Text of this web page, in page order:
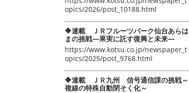
opics/2026/post_10188.html
🔶連載 ＪＲフルーツパーク仙台あらは
まの挑戦―果実に託す復興と未来―
https://www.kotsu.co.jp/newspaper_t
opics/2025/post_9768.html
🔶連載 ＪＲ九州 信号通信課の挑戦～
複線の特殊自動閉そく化～